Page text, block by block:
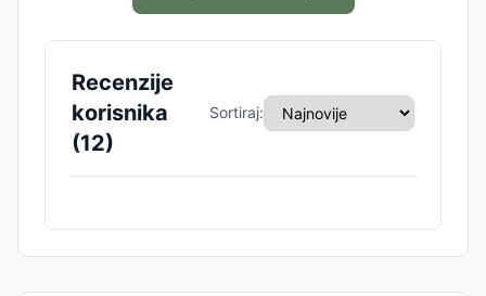
Recenzije
korisnika
(12)
Sortiraj: